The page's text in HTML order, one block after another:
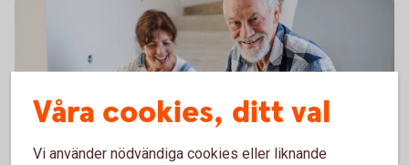
Våra cookies, ditt val
Vi använder nödvändiga cookies eller liknande